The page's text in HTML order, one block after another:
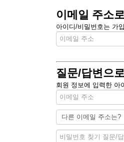
이메일 주소
아이디/비밀번호는 가
질문/답변으
회원 정보에 입력한 아